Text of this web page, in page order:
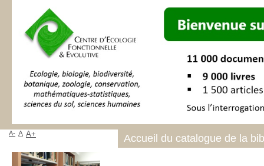
Accueil du catalogue de la
A- A A+